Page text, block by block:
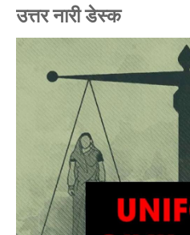
उत्तर नारी डेस्क